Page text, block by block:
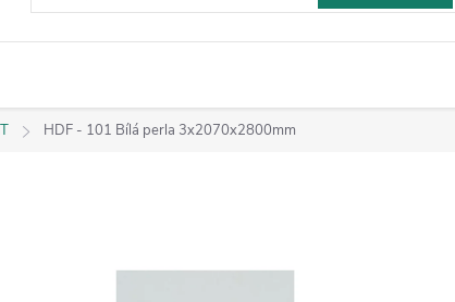
HDF - 101 Bílá perla 3x2070x2800mm